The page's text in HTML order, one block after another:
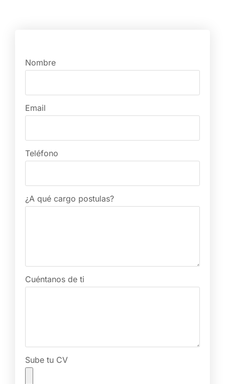
Nombre
Email
Teléfono
¿A qué cargo postulas?
Cuéntanos de ti
Sube tu CV